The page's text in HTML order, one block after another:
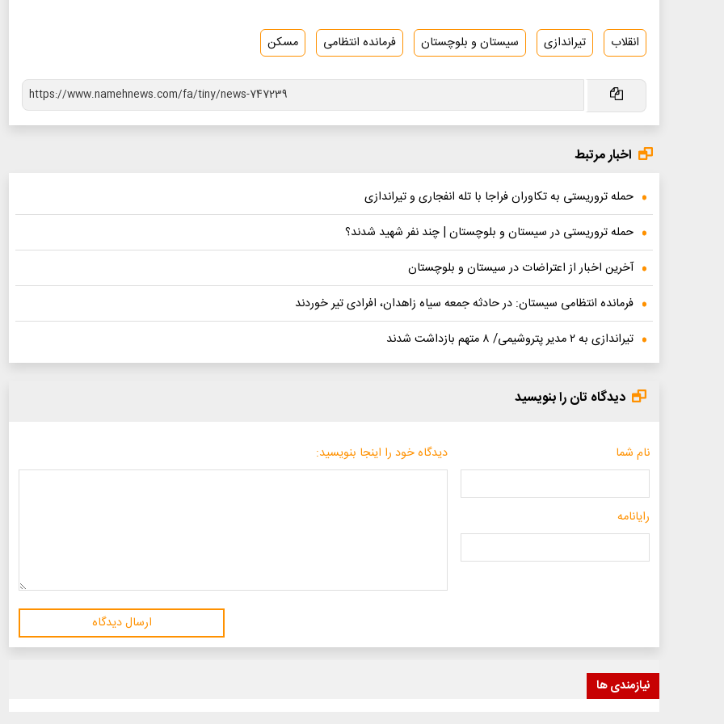
انقلاب تیراندازی سیستان و بلوچستان فرمانده انتظامی مسکن
اخبار مرتبط
حمله تروریستی به تکاوران فراجا با تله انفجاری و تیراندازی
حمله تروریستی در سیستان و بلوچستان | چند نفر شهید شدند؟
آخرین اخبار از اعتراضات در سیستان و بلوچستان
فرمانده انتظامی سیستان: در حادثه جمعه سیاه زاهدان، افرادی تیر خوردند
تیراندازی به ۲ مدیر پتروشیمی/ ۸ متهم بازداشت شدند
دیدگاه تان را بنویسید
نام شما
رایانامه
دیدگاه خود را اینجا بنویسید:
ارسال دیدگاه
نیازمندی ها